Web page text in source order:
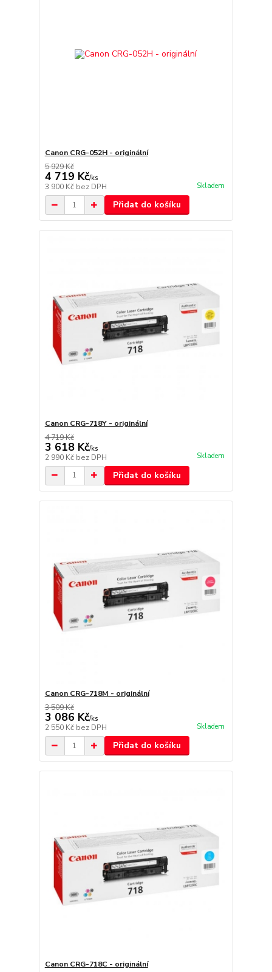
Canon CRG-052H - originální
5 929 Kč
4 719 Kč/ks
3 900 Kč bez DPH Skladem
Přidat do košíku
Canon CRG-718Y - originální
4 719 Kč
3 618 Kč/ks
2 990 Kč bez DPH Skladem
Přidat do košíku
Canon CRG-718M - originální
3 509 Kč
3 086 Kč/ks
2 550 Kč bez DPH Skladem
Přidat do košíku
Canon CRG-718C - originální